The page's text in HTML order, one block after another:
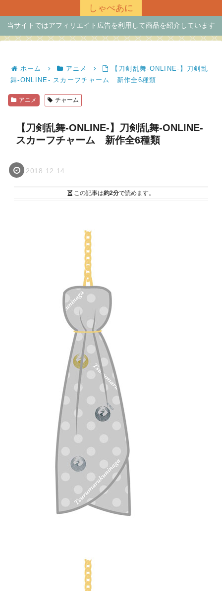
しゃべあに
当サイトではアフィリエイト広告を利用して商品を紹介しています
ホーム アニメ
【刀剣乱舞-ONLINE-】刀剣乱
舞-ONLINE- スカーフチャーム 新作全6種類
アニメ チャーム
【刀剣乱舞-ONLINE-】刀剣乱舞-ONLINE-
スカーフチャーム 新作全6種類
2018.12.14
この記事は約2分で読めます。